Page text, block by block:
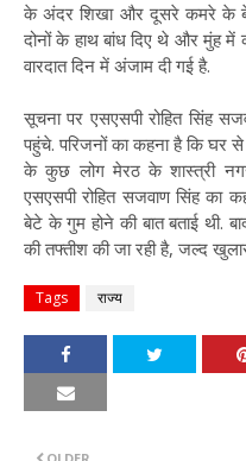
के अंदर शिखा और दूसरे कमरे के
दोनों के हाथ बांध दिए थे और मुंह
वारदात दिन में अंजाम दी गई है.
सूचना पर एसएसपी रोहित सिंह
पहुंचे. परिजनों का कहना है कि घर
के कुछ लोग मेरठ के शास्त्री
एसएसपी रोहित सजवाण सिंह
बेटे के गुम होने की बात बताई थी.
की तफ्तीश की जा रही है, जल्द
Tags राज्य